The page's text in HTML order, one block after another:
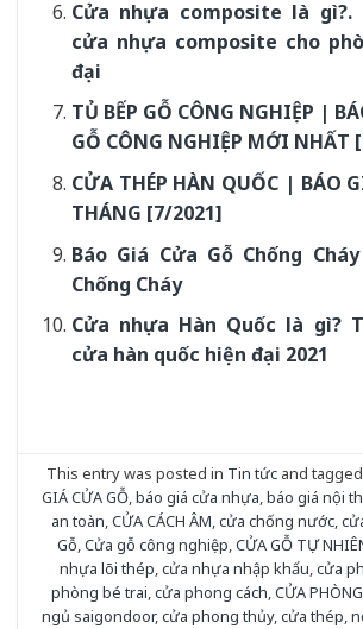
Cửa nhựa composite là gì?.
cửa nhựa composite cho
đại
TỦ BẾP GỖ CÔNG NGHIỆP |
GỖ CÔNG NGHIỆP MỚI NHẤT
CỬA THÉP HÀN QUỐC | BÁO
THÁNG [7/2021]
Báo Giá Cửa Gỗ Chống
Chống Cháy
Cửa nhựa Hàn Quốc là gì?
cửa hàn quốc hiện đại 2021
This entry was posted in Tin tức and tagged
GIÁ CỬA GỖ,báo giá cửa nhựa,báo giá nội
an toàn,CỬA CÁCH ÂM,cửa chống nước,
Gỗ,Cửa gỗ công nghiệp,CỬA GỖ TỰ
nhựa lõi thép,cửa nhựa nhập khẩu,cửa
phòng bé trai,cửa phong cách,CỬA
ngủ saigondoor,cửa phong thủy,cửa thép,